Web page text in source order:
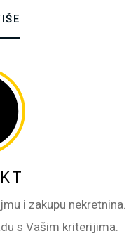
i zakupu nekretnina.
s Vašim kriterijima.